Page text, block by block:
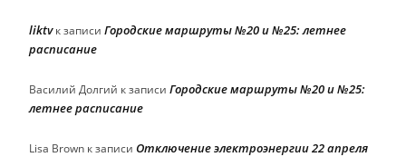
liktvк записи Городские маршруты №20 и №25: летнее
расписание
Василий Долгий к записи Городские маршруты №20 и №25:
летнее расписание
Lisa Brown к записи Отключение электроэнергии 22 апреля